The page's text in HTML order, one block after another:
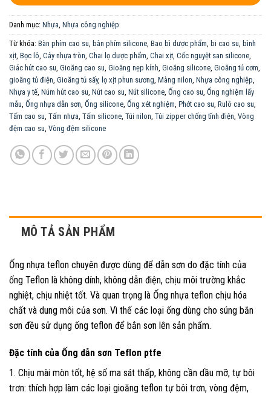
Danh mục: Nhựa Nhựa công nghiệp
Từ khóa: Bàn phím cao su bàn phím silicone Bao bì dược phẩm bi cao su bình
xịt Bọc lô Cây nhựa tròn Chai lọ dược phẩm Chai xịt Cốc nguyệt san silicone
Giác hút cao su Gioăng cao su Gioăng nẹp kính Gioăng silicone Gioăng tủ cơm
gioăng tủ điện Gioăng tủ sấy, lọ xịt phun sương Màng nilon Nhựa công nghiệp
Nhựa y tế, Núm hút cao su Nút cao su Nút silicone Ống cao su Ống nghiệm lấy
mẫu Ống nhựa dẫn sơn Ống silicone Ống xét nghiệm Phớt cao su Rulô cao su
Tấm cao su Tấm nhựa Tấm silicone Túi nilon Túi zipper chống tĩnh điện Vòng
đệm cao su Vòng đệm silicone
MÔ TẢ SẢN PHẨM
Ống nhựa teflon chuyên được dùng để dẫn sơn do đặc tính của
ống Teflon là không dính, không dẫn điện, chịu môi trường khắc
nghiệt, chịu nhiệt tốt. Và quan trọng là Ống nhựa teflon chịu hóa
chất và dung môi của sơn. Vì thế các loại ống dùng cho súng bắn
sơn đều sử dụng ống teflon để bắn sơn lên sản phẩm.
Đặc tính của Ống dẫn sơn Teflon ptfe
1. Chịu mài mòn tốt, hệ số ma sát thấp, không cần dầu mỡ, tự bôi
trơn: thích hợp làm các loại gioăng teflon tự bôi trơn, vòng đệm,